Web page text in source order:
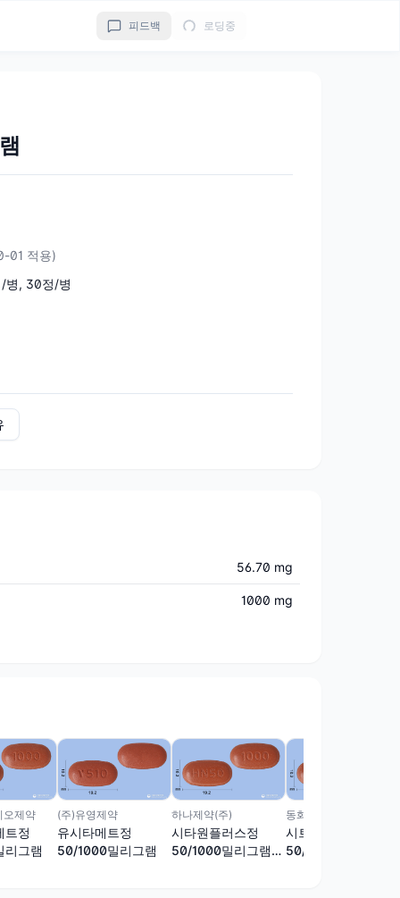
피드백 로딩중
01 적용)
병, 30정/병
56.70 mg
1000 mg
오제약
트정
그램
(주)유영제약
유시타메트정
50/1000밀리그램
하나제약(주)
시타원플러스정
50/1000밀리그램
동화약품(주)
시트디엠메트정
50/1000밀리그램